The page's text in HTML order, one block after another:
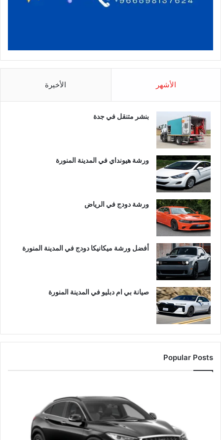
الأشهر الأخيرة
بنشر متنقل في جدة
ورشة هيونداي في المدينة المنورة
ورشة دودج في الرياض
أفضل ورشة ميكانيكا دودج في المدينة المنورة
صيانة بي ام دبليو في المدينة المنورة
Popular Posts